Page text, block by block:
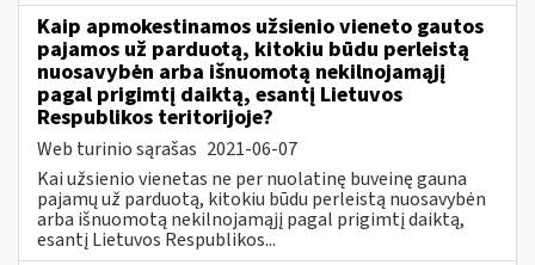
Kaip apmokestinamos užsienio vieneto gautos
pajamos už parduotą, kitokiu būdu perleistą
nuosavybėn arba išnuomotą nekilnojamąjį
pagal prigimtį daiktą, esantį Lietuvos
Respublikos teritorijoje?
Web turinio sąrašas 2021-06-07
Kai užsienio vienetas ne per nuolatinę buveinę gauna
pajamų už parduotą, kitokiu būdu perleistą nuosavybėn
arba išnuomotą nekilnojamąjį pagal prigimtį daiktą,
esantį Lietuvos Respublikos...